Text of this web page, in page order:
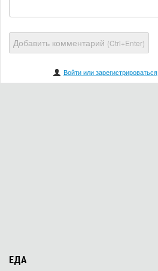
Добавить комментарий (Ctrl+Enter)
Войти или зарегистрироваться
ЕДА